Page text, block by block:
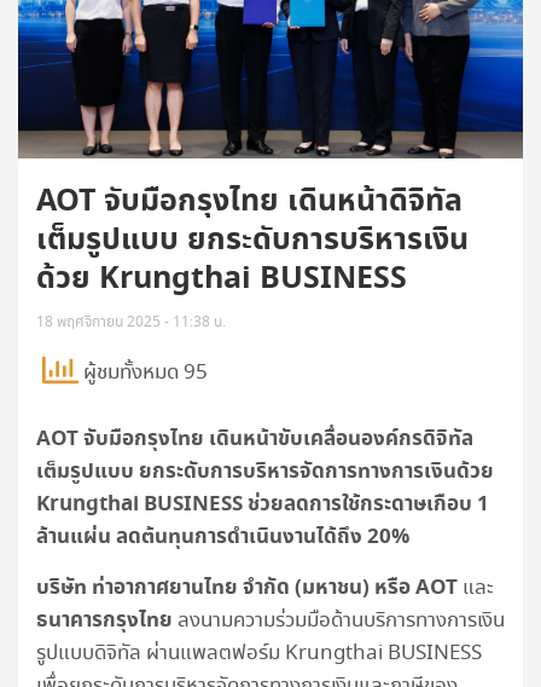
AOT จับมือกรุงไทย เดินหน้าดิจิทัล
เต็มรูปแบบ ยกระดับการบริหารเงิน
ด้วย Krungthai BUSINESS
18 พฤศจิกายน 2025 - 11:38 น.
ผู้ชมทั้งหมด 95
AOTจับมือกรุงไทย เดินหน้าขับเคลื่อนองค์กรดิจิทัล
เต็มรูปแบบ ยกระดับการบริหารจัดการทางการเงินด้วย
Krungthai BUSINESSช่วยลดการใช้กระดาษเกือบ 1
ล้านแผ่น ลดต้นทุนการดําเนินงานได้ถึง20%
บริษัท ท่าอากาศยานไทย จํากัด (มหาชน) หรือAOT และ
ธนาคารกรุงไทย ลงนามความร่วมมือด้านบริการทางการเงิน
รูปแบบดิจิทัล ผ่านแพลตฟอร์ม Krungthai BUSINESS